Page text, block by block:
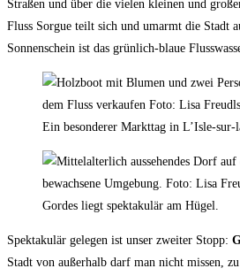
Straßen und über die vielen kleinen und
Fluss Sorgue teilt sich und umarmt die Stadt
Sonnenschein ist das grünlich-blaue
Ein besonderer Markttag in L’Isle-sur-
Gordes liegt spektakulär am Hügel.
Spektakulär gelegen ist unser zweiter Stopp:
Stadt von außerhalb darf man nicht missen,